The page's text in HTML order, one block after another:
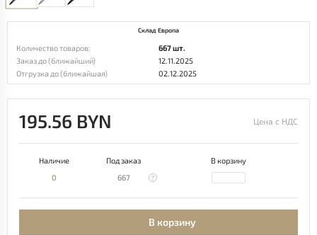
Склад Европа
Количество товаров:
667 шт.
Заказ до (ближайший)
12.11.2025
Отгрузка до (ближайшая)
02.12.2025
195.56 BYN Цена с НДС
Наличие Под заказ
В корзину
0
667
В корзину